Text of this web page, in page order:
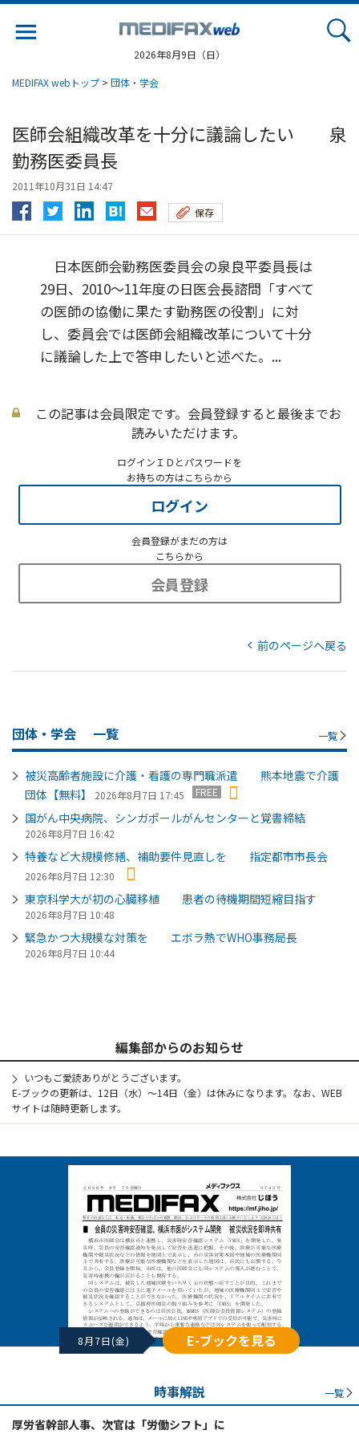
2026年8月9日（日）
MEDIFAX webトップ > 団体・学会
医師会組織改革を十分に議論したい 泉
勤務医委員長
2011年10月31日 14:47
保存
日本医師会勤務医委員会の泉良平委員長は
29日、2010～11年度の日医会長諮問「すべて
の医師の協働に果たす勤務医の役割」に対
し、委員会では医師会組織改革について十分
に議論した上で答申したいと述べた。...
この記事は会員限定です。会員登録すると最後までお
読みいただけます。
ログインＩＤとパスワードを
お持ちの方はこちらから
ログイン
会員登録がまだの方は
こちらから
会員登録
前のページへ戻る
団体・学会 一覧 一覧
被災高齢者施設に介護・看護の専門職派遣 熊本地震で介護
団体【無料】
2026年8月7日 17:45 FREE
国がん中央病院、シンガポールがんセンターと覚書締結
2026年8月7日 16:42
特養など大規模修繕、補助要件見直しを 指定都市市長会
2026年8月7日 12:30
東京科学大が初の心臓移植 患者の待機期間短縮目指す
2026年8月7日 10:48
緊急かつ大規模な対策を エボラ熱でWHO事務局長
2026年8月7日 10:44
編集部からのお知らせ
いつもご愛読ありがとうございます。
E-ブックの更新は、12日（水）～14日（金）は休みになります。なお、WEB
サイトは随時更新します。
8月7日(金) E-ブックを見る
時事解説 一覧
厚労省幹部人事、次官は「労働シフト」に